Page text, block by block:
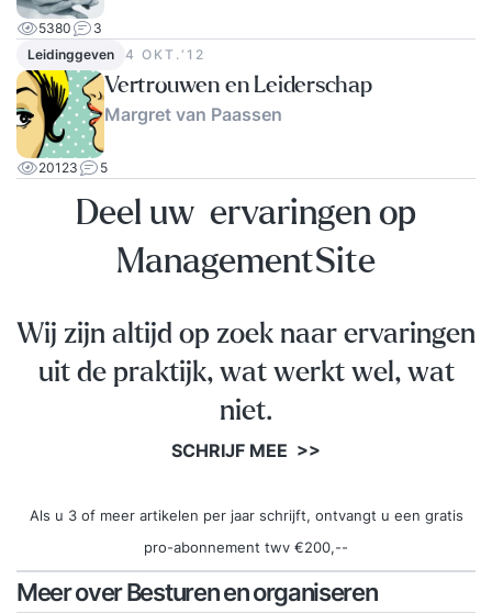
5380
3
Leidinggeven
4 OKT.‘12
Vertrouwen en Leiderschap
Margret van Paassen
20123 5
Deel uw ervaringen op
ManagementSite
Wij zijn altijd op zoek naar ervaringen
uit de praktijk, wat werkt wel, wat
niet.
SCHRIJF MEE >>
Als u 3 of meer artikelen per jaar schrijft, ontvangt u een gratis
pro-abonnement twv €200,--
Meer over Besturen en organiseren